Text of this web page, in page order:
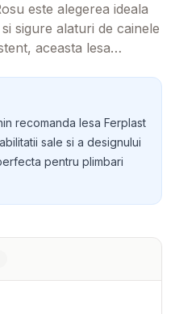
este alegerea ideala
sigure alaturi de cainele
aceasta lesa
recomanda lesa Ferplast
sale si a designului
pentru plimbari